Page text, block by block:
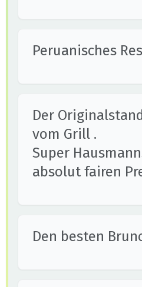
Peruanisches
Der
vom Grill .
Super
absolut fairen
Den besten